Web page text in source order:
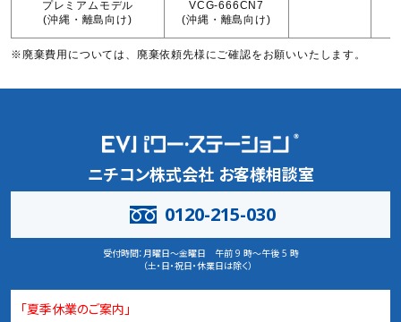
プレミアムモデル
(沖縄・離島向け)
VCG-666CN7
(沖縄・離島向け)
※廃棄費用については、廃棄依頼先様にご確認をお願いいたします。
ニチコン株式会社 お客様相談室
0120-215-030
受付時間： 月曜日～金曜日 午前 9 時～午後 5 時
（土・日・祝日・休業日は除く）
「夏季休業のご案内」